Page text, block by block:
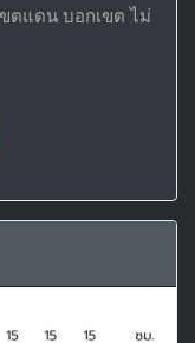
ตแดน บอกเขต ไม่